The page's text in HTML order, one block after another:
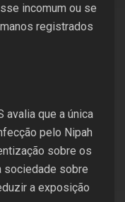
incomum ou se
registrados
avalia que a única
pelo Nipah
sobre os
sociedade sobre
a exposição